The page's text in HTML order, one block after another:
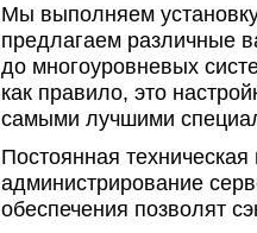
Мы выполняем
предлагаем различные
до многоуровневых
как правило, это
самыми лучшими
Постоянная
администрирование
обеспечения позволят